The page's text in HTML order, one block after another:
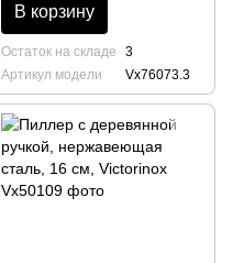
В корзину
Остаток на складе
3
Артикул модели
Vx76073.3